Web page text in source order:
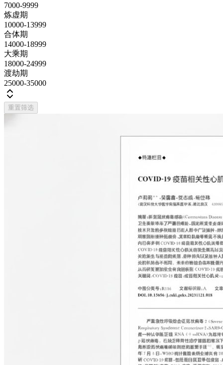
7000-9999
炼虚期
10000-13999
合体期
14000-18999
大乘期
18000-24999
渡劫期
25000-35000
重置筛选